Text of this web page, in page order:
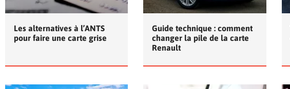
Les alternatives à l’ANTS
pour faire une carte grise
Guide technique : comment
changer la pile de la carte
Renault